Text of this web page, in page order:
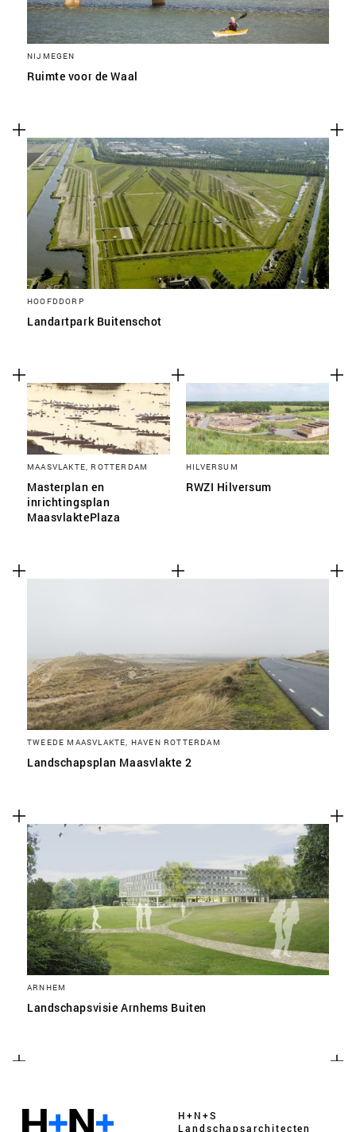
NIJMEGEN
Ruimte voor de Waal
HOOFDDORP
Landartpark Buitenschot
MAASVLAKTE, ROTTERDAM
Masterplan en
inrichtingsplan
MaasvlaktePlaza
HILVERSUM
RWZI Hilversum
TWEEDE MAASVLAKTE, HAVEN ROTTERDAM
Landschapsplan Maasvlakte 2
ARNHEM
Landschapsvisie Arnhems Buiten
H+N+S
Landschaps­architecten